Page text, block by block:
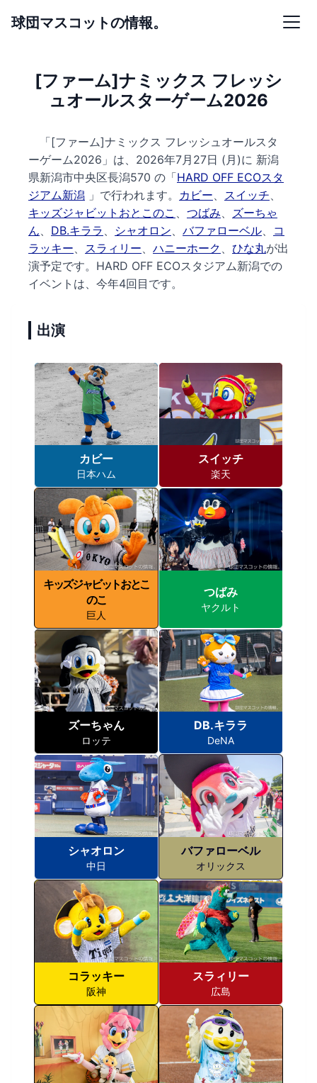
球団マスコットの情報。
[ファーム]ナミックス フレッシ
ュオールスターゲーム2026
「[ファーム]ナミックス フレッシュオールスタ
ーゲーム2026」は、2026年7月27日 (月)に 新潟
県新潟市中央区長潟570 の 「HARD OFF ECOスタ
ジアム新潟 」で行われます。 カビー、 スイッチ、
キッズジャビットおとこのこ 、 つばみ、 ズーちゃ
ん、 DB.キララ 、 シャオロン、 バファローベル、 コ
ラッキー、 スラィリー、 ハニーホーク 、 ひな丸が出
演予定です。 HARD OFF ECOスタジアム新潟での
イベントは、今年4回目です。
出演
カビー
日本ハム
スイッチ
楽天
キッズジャビットおとこ
のこ
巨人
つばみ
ヤクルト
ズーちゃん
ロッテ
DB.キララ
DeNA
シャオロン
中日
バファローベル
オリックス
コラッキー
阪神
スラィリー
広島